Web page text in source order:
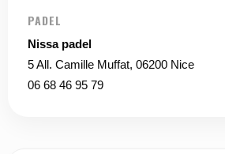
PADEL
Nissa padel
5 All. Camille Muffat, 06200 Nice
06 68 46 95 79